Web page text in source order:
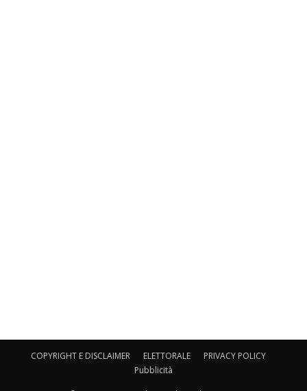
COPYRIGHT E DISCLAIMER ELETTORALE
PRIVACY POLICY
Pubblicità